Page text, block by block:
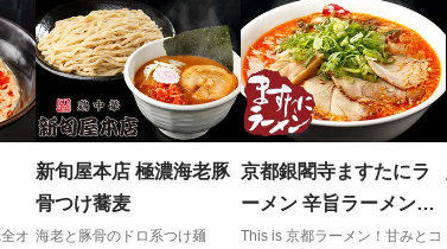
オ
新旬屋本店 極濃海老豚
骨つけ蕎麦
海老と豚骨のドロ系つけ麺
京都銀閣寺ますたにラ
ーメン 辛旨ラーメンみ
そ風味 (大盛り・チャー
This is 京都ラーメン！甘みとコ